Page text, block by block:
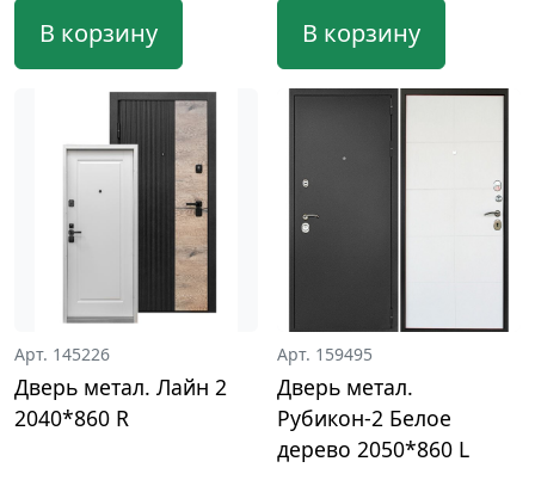
В корзину
В корзину
Арт. 145226
Дверь метал. Лайн 2
2040*860 R
Арт. 159495
Дверь метал.
Рубикон-2 Белое
дерево 2050*860 L